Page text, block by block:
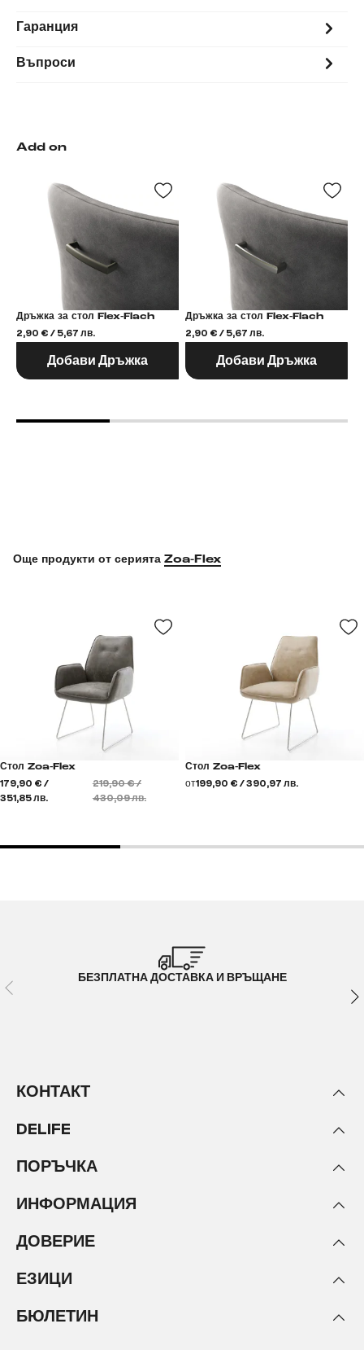
Гаранция
Въпроси
Add on
Дръжка за стол Flex-Flach
2,90 € / 5,67 лв.
Добави Дръжка
Дръжка за стол Flex-Flach
2,90 € / 5,67 лв.
Добави Дръжка
Още продукти от серията Zoa-Flex
Стол Zoa-Flex
179,90 € /
351,85 лв.
219,90 € /
430,09 лв.
Стол Zoa-Flex
от199,90 € / 390,97 лв.
БЕЗПЛАТНА ДОСТАВКА И ВРЪЩАНЕ
КОНТАКТ
DELIFE
ПОРЪЧКА
ИНФОРМАЦИЯ
ДОВЕРИЕ
ЕЗИЦИ
БЮЛЕТИН